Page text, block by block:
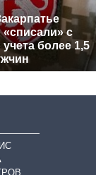
«списали» с
более 1,5